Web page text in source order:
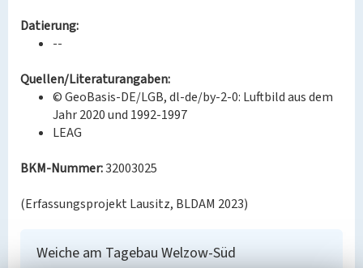
Datierung:
--
Quellen/Literaturangaben:
© GeoBasis-DE/LGB, dl-de/by-2-0: Luftbild aus dem
Jahr 2020 und 1992-1997
LEAG
BKM-Nummer:32003025
(Erfassungsprojekt Lausitz, BLDAM 2023)
Weiche am Tagebau Welzow-Süd